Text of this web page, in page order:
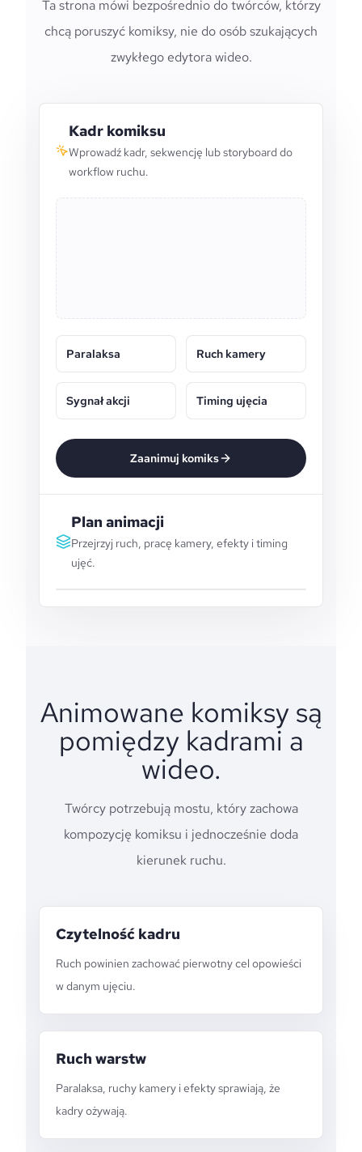
Ta strona mówi bezpośrednio do twórców, którzy
chcą poruszyć komiksy, nie do osób szukających
zwykłego edytora wideo.
Kadr komiksu
Wprowadź kadr, sekwencję lub storyboard do
workflow ruchu.
Paralaksa Ruch kamery
Sygnał akcji Timing ujęcia
Zaanimuj komiks
Plan animacji
Przejrzyj ruch, pracę kamery, efekty i timing
ujęć.
Animowane komiksy są
pomiędzy kadrami a
wideo.
Twórcy potrzebują mostu, który zachowa
kompozycję komiksu i jednocześnie doda
kierunek ruchu.
Czytelność kadru
Ruch powinien zachować pierwotny cel opowieści
w danym ujęciu.
Ruch warstw
Paralaksa, ruchy kamery i efekty sprawiają, że
kadry ożywają.